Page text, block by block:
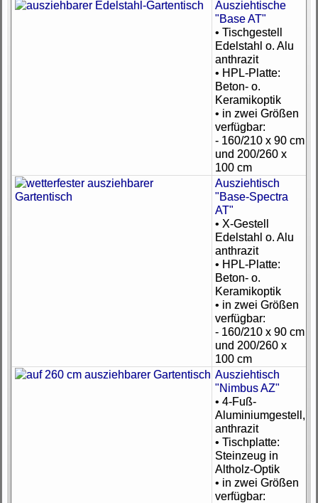
Ausziehtische
"Base AT"
• Tischgestell
Edelstahl o. Alu
anthrazit
• HPL-Platte:
Beton- o.
Keramikoptik
• in zwei Größen
verfügbar:
- 160/210 x 90 cm
und 200/260 x
100 cm
Ausziehtisch
"Base-Spectra
AT"
• X-Gestell
Edelstahl o. Alu
anthrazit
• HPL-Platte:
Beton- o.
Keramikoptik
• in zwei Größen
verfügbar:
- 160/210 x 90 cm
und 200/260 x
100 cm
Ausziehtisch
"Nimbus AZ"
• 4-Fuß-
Aluminiumgestell,
anthrazit
• Tischplatte:
Steinzeug in
Altholz-Optik
• in zwei Größen
verfügbar: